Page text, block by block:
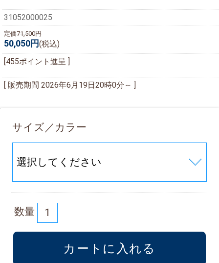
31052000025
定価71,500円
50,050円(税込)
[455ポイント進呈 ]
[ 販売期間 2026年6月19日20時0分 ～ ]
サイズ／カラー
数量